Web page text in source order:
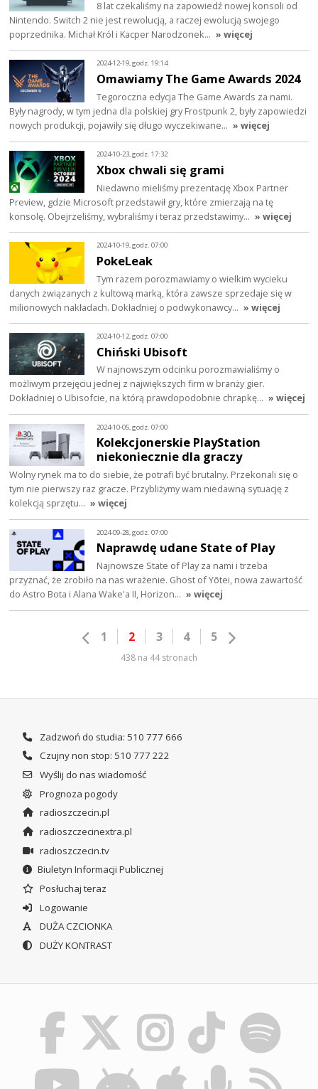
8 lat czekaliśmy na zapowiedź nowej konsoli od
Nintendo. Switch 2 nie jest rewolucją, a raczej ewolucją swojego
poprzednika. Michał Król i Kacper Narodzonek… » więcej
2024-12-19, godz. 19:14
Omawiamy The Game Awards 2024
Tegoroczna edycja The Game Awards za nami.
Były nagrody, w tym jedna dla polskiej gry Frostpunk 2, były zapowiedzi
nowych produkcji, pojawiły się długo wyczekiwane… » więcej
2024-10-23, godz. 17:32
Xbox chwali się grami
Niedawno mieliśmy prezentację Xbox Partner
Preview, gdzie Microsoft przedstawił gry, które zmierzają na tę
konsolę. Obejrzeliśmy, wybraliśmy i teraz przedstawimy… » więcej
2024-10-19, godz. 07:00
PokeLeak
Tym razem porozmawiamy o wielkim wycieku
danych związanych z kultową marką, która zawsze sprzedaje się w
milionowych nakładach. Dokładniej o podwykonawcy… » więcej
2024-10-12, godz. 07:00
Chiński Ubisoft
W najnowszym odcinku porozmawialiśmy o
możliwym przejęciu jednej z największych firm w branży gier.
Dokładniej o Ubisofcie, na którą prawdopodobnie chrapkę… » więcej
2024-10-05, godz. 07:00
Kolekcjonerskie PlayStation
niekoniecznie dla graczy
Wolny rynek ma to do siebie, że potrafi być brutalny. Przekonali się o
tym nie pierwszy raz gracze. Przybliżymy wam niedawną sytuację z
kolekcją sprzętu… » więcej
2024-09-28, godz. 07:00
Naprawdę udane State of Play
Najnowsze State of Play za nami i trzeba
przyznać, że zrobiło na nas wrażenie. Ghost of Yōtei, nowa zawartość
do Astro Bota i Alana Wake'a II, Horizon… » więcej
1 2 3 4 5
438 na 44 stronach
Zadzwoń do studia: 510 777 666
Czujny non stop: 510 777 222
Wyślij do nas wiadomość
Prognoza pogody
radioszczecin.pl
radioszczecinextra.pl
radioszczecin.tv
Biuletyn Informacji Publicznej
Posłuchaj teraz
Logowanie
DUŻA CZCIONKA
DUŻY KONTRAST